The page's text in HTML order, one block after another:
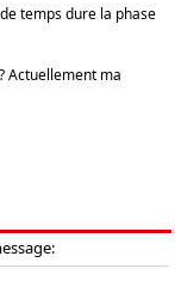
temps dure la phase
Actuellement ma